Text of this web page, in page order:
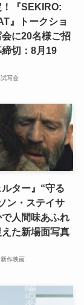
『SEKIRO:
』トークショ
に20名様ご招
切：8月19
試写会
ター』“守る
ン・ステイサ
人間味あふれ
た新場面写真
新作映画